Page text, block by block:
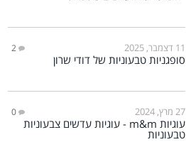
11 דצמבר, 2025 2
סופגניות טבעוניות של דודי שרון
27 מרץ, 2024 0
עוגיות m&m - עוגיות עדשים צבעוניות
טבעוניות